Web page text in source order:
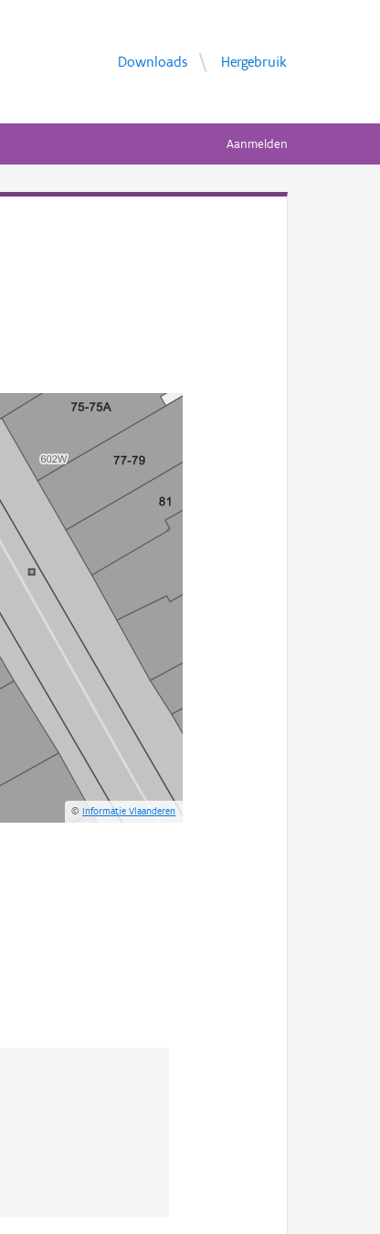
Downloads Hergebruik
Aanmelden
©Informatie Vlaanderen